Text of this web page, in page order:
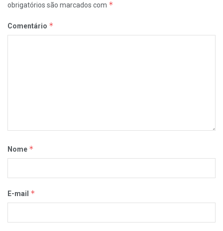
obrigatórios são marcados com *
Comentário *
Nome *
E-mail *